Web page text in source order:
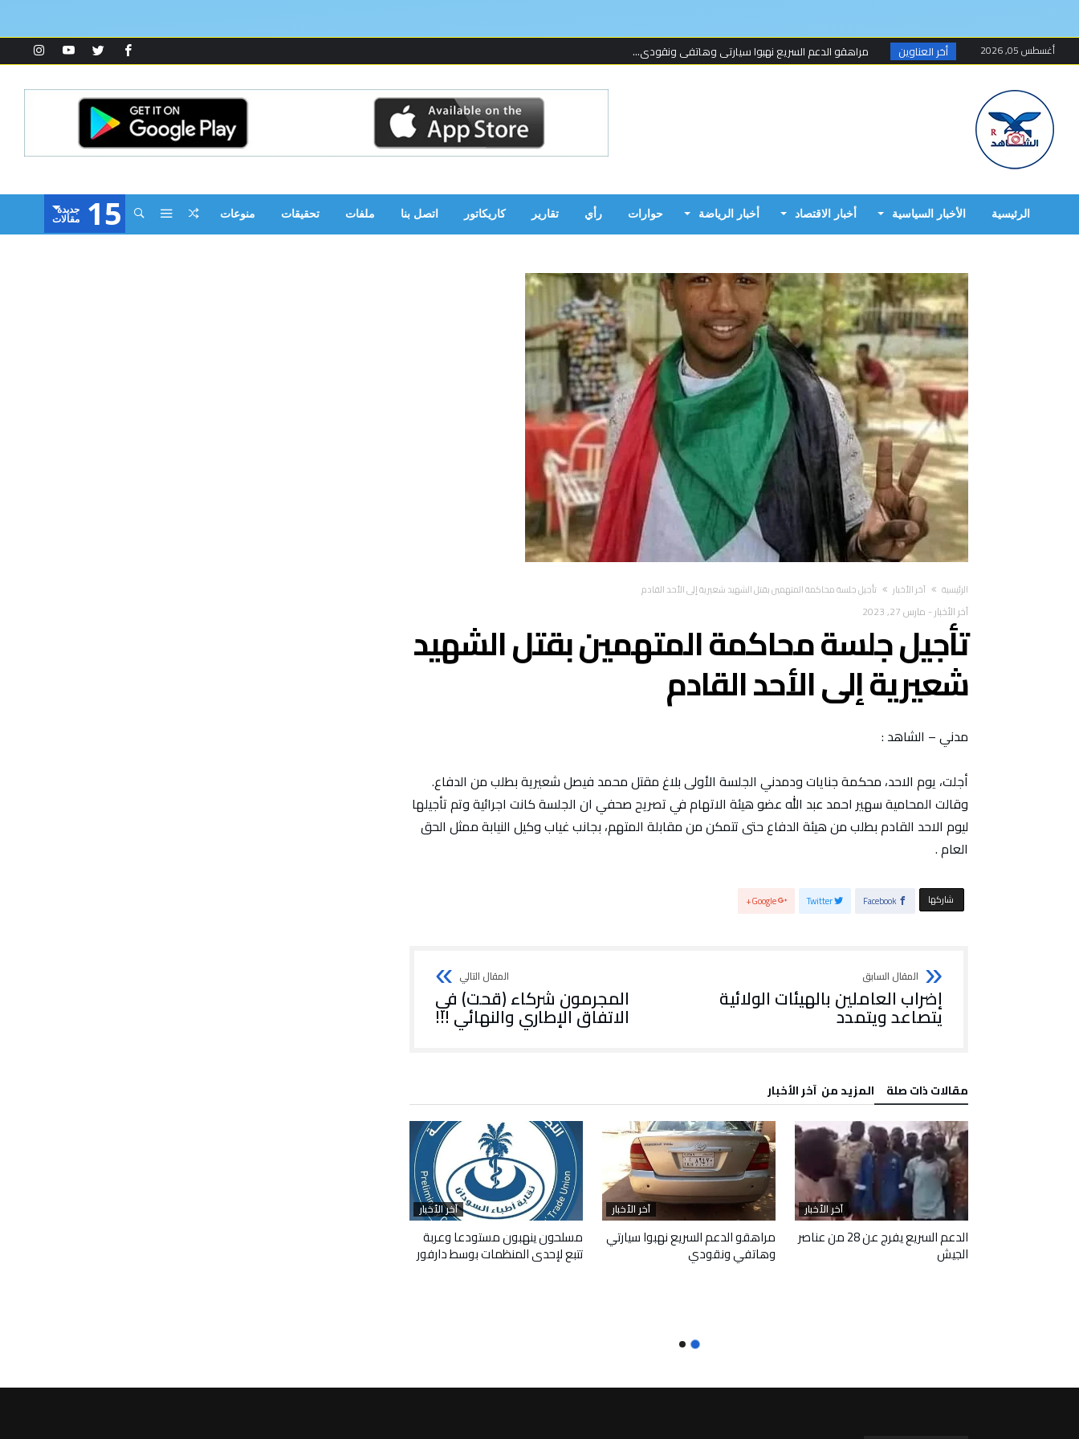
أغسطس 05, 2026 أخر العناوين
مراهقو الدعم السريع نهبوا سيارتي وهاتفي ونقودي...
الرئيسية الأخبار السياسية أخبار الاقتصاد أخبار الرياضة حوارات رأي تقارير كاريكاتور اتصل بنا ملفات تحقيقات منوعات 15 ‫جديدة‬
‫مقالات‬
‫الرئيسية‬ آخر الأخبار تأجيل جلسة محاكمة المتهمين بقتل الشهيد شعيرية إلى الأحد القادم
آخر الأخبار- مارس 27, 2023
تأجيل جلسة محاكمة المتهمين بقتل الشهيد
شعيرية إلى الأحد القادم
مدني – الشاهد :
أجلت، يوم الاحد، محكمة جنايات ودمدني الجلسة الأولى بلاغ مقتل محمد فيصل شعيرية بطلب من الدفاع.
وقالت المحامية سهير احمد عبد الله عضو هيئة الاتهام في تصريح صحفي ان الجلسة كانت اجرائية وتم تأجيلها
ليوم الاحد القادم بطلب من هيئة الدفاع حتى تتمكن من مقابلة المتهم، بجانب غياب وكيل النيابة ممثل الحق
العام .
‫‫ شاركها‬ Facebook
Twitter
Google+
إضراب العاملين بالهيئات الولائية
يتصاعد ويتمدد
المجرمون شركاء (قحت) في
الاتفاق الإطاري والنهائي !!!
‫مقالات ذات صلة‬ ‫المزيد من ‬ آخر الأخبار
آخر الأخبار
الدعم السريع يفرج عن 28 من عناصر
الجيش
آخر الأخبار
مراهقو الدعم السريع نهبوا سيارتي
وهاتفي ونقودي
آخر الأخبار
مسلحون ينهبون مستودعا وعربة
تتبع لإحدى المنظمات بوسط دارفور